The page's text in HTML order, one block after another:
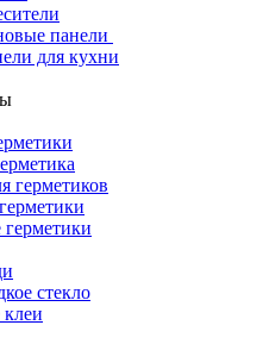
панели
для кухни
герметиков
стекло